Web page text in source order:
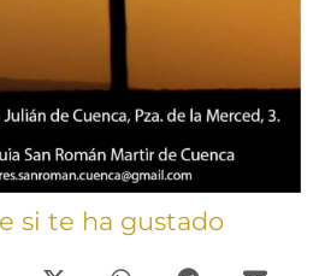
si te ha gustado